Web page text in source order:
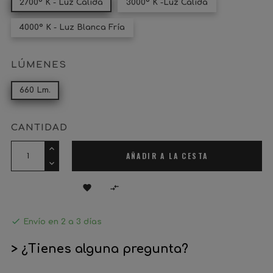
2700º K - Luz Cálida 3000º K -Luz Cálida
4000º K - Luz Blanca Fría
LÚMENES
660 Lm.
CANTIDAD
AÑADIR A LA CESTA
 
 Envío en 2 a 3 días
> ¿Tienes alguna pregunta?